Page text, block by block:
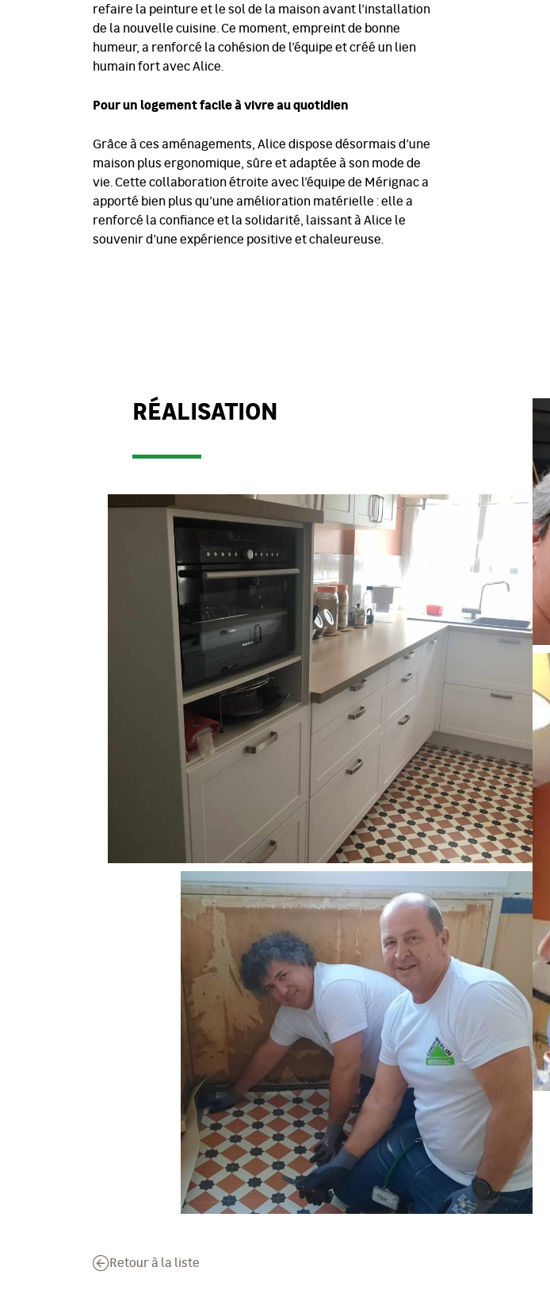
refaire la peinture et le sol de la maison avant l’installation
de la nouvelle cuisine. Ce moment, empreint de bonne
humeur, a renforcé la cohésion de l’équipe et créé un lien
humain fort avec Alice.
Pour un logement facile à vivre au quotidien
Grâce à ces aménagements, Alice dispose désormais d’une
maison plus ergonomique, sûre et adaptée à son mode de
vie. Cette collaboration étroite avec l’équipe de Mérignac a
apporté bien plus qu’une amélioration matérielle : elle a
renforcé la confiance et la solidarité, laissant à Alice le
souvenir d’une expérience positive et chaleureuse.
RÉALISATION
Retour à la liste